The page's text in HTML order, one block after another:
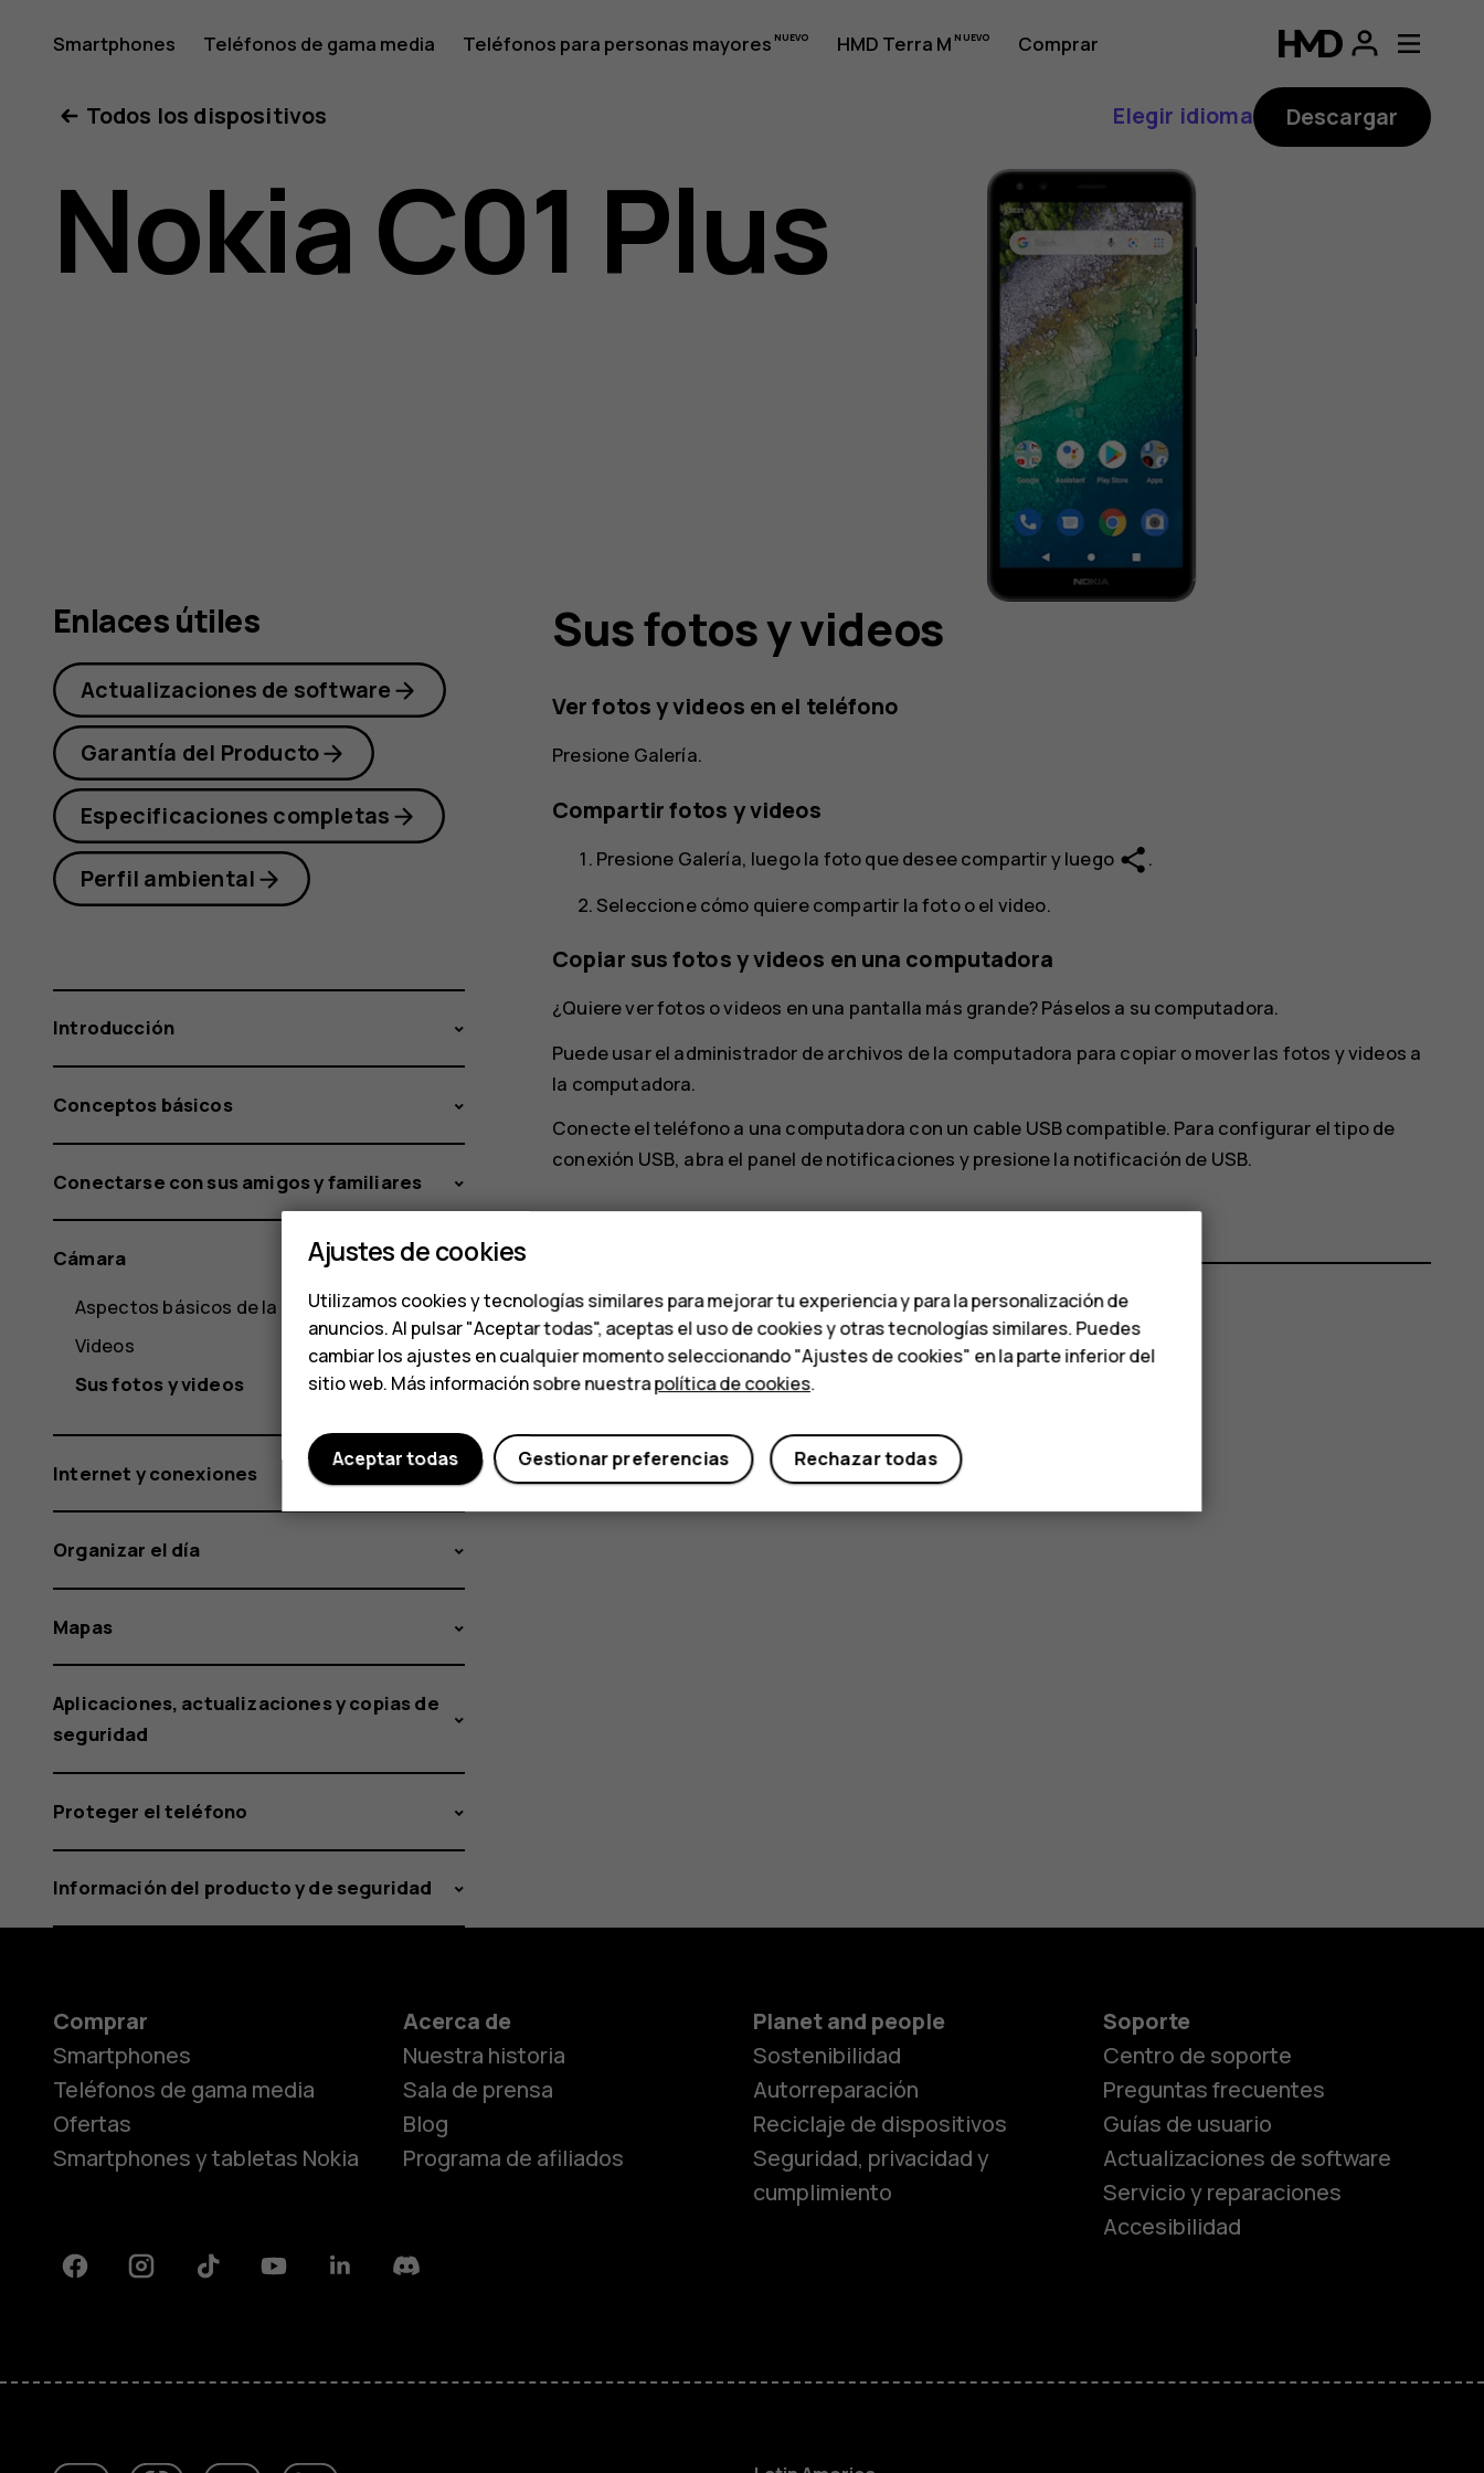
Manual
del
usuario
C01
Plus
Smartphones Teléfonos de gama media Teléfonos para personas mayores HMD Terra M Comprar
Teléfonos para
Todos los dispositivos Elegir idioma Descargar
Nokia C01 Plus
Sus fotos y videos
Ver fotos y videos en el teléfono
Presione Galería.
Compartir fotos y videos
Presione Galería, luego la foto que desee compartir y luego share.
Seleccione cómo quiere compartir la foto o el video.
Copiar sus fotos y videos en una computadora
¿Quiere ver fotos o videos en una pantalla más grande? Páselos a su computadora.
Puede usar el administrador de archivos de la computadora para copiar o mover las fotos y videos a
la computadora.
Conecte el teléfono a una computadora con un cable USB compatible. Para configurar el tipo de
conexión USB, abra el panel de notificaciones y presione la notificación de USB.
¿Te ha parecido útil?
Enlaces útiles
Actualizaciones de software
Garantía del Producto
Especificaciones completas
Perfil ambiental
Introducción
Conceptos básicos
Conectarse con sus amigos y familiares
Cámara
Aspectos básicos de la cámara
Videos
Sus fotos y videos
Internet y conexiones
Organizar el día
Mapas
Aplicaciones, actualizaciones y copias de
seguridad
Proteger el teléfono
Información del producto y de seguridad
Comprar
Smartphones
Teléfonos de gama media
Ofertas
Smartphones y tabletas Nokia
Acerca de
Nuestra historia
Sala de prensa
Blog
Programa de afiliados
Planet and people
Sostenibilidad
Autorreparación
Reciclaje de dispositivos
Seguridad, privacidad y
cumplimiento
Soporte
Centro de soporte
Preguntas frecuentes
Guías de usuario
Actualizaciones de software
Servicio y reparaciones
Accesibilidad
FacebookInstagramTiktok YoutubeLinkedinDiscord
Ajustes de cookies
Utilizamos cookies y tecnologías similares para mejorar tu experiencia y para la personalización de
anuncios. Al pulsar "Aceptar todas", aceptas el uso de cookies y otras tecnologías similares. Puedes
cambiar los ajustes en cualquier momento seleccionando "Ajustes de cookies" en la parte inferior del
sitio web. Más información sobre nuestrapolítica de cookies.
Rechazar todas
Gestionar preferencias
Aceptar todas